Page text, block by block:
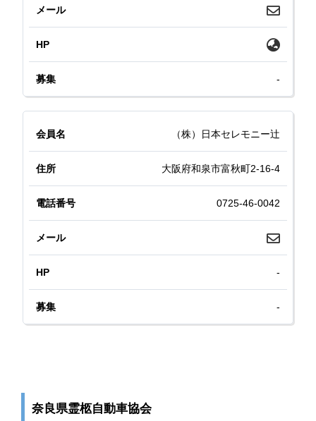
-
（株）日本セレモニー辻
大阪府和泉市富秋町2-16-4
0725-46-0042
-
-
奈良県霊柩自動車協会